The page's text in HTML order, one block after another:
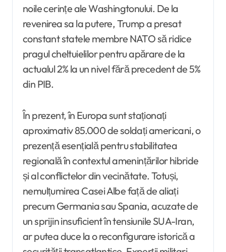
noile cerințe ale Washingtonului. De la
revenirea sa la putere, Trump a presat
constant statele membre NATO să ridice
pragul cheltuielilor pentru apărare de la
actualul 2% la un nivel fără precedent de 5%
din PIB.
În prezent, în Europa sunt staționați
aproximativ 85.000 de soldați americani, o
prezență esențială pentru stabilitatea
regională în contextul amenințărilor hibride
și al conflictelor din vecinătate. Totuși,
nemulțumirea Casei Albe față de aliați
precum Germania sau Spania, acuzate de
un sprijin insuficient în tensiunile SUA-Iran,
ar putea duce la o reconfigurare istorică a